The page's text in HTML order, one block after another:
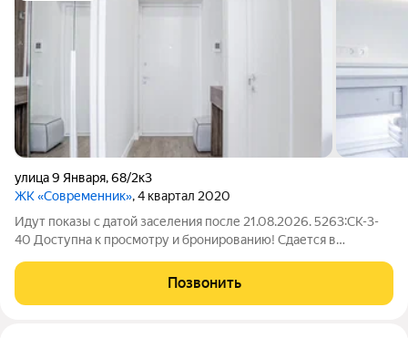
улица 9 Января,68/2к3
ЖК «Современник», 4 квартал 2020
Идут показы с датой заселения после 21.08.2026. 5263:СК-3-
40 Доступна к просмотру и бронированию! Сдается в
новом арендном доме «Современник» от ДОМ.РФ. Рассрочка
оплаты депозита на 3 месяца!
Позвонить